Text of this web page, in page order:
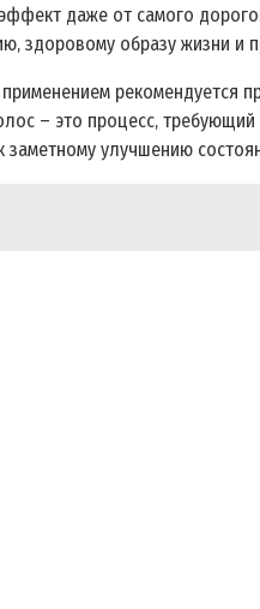
даже от самого
здоровому образу жизни и
рекомендуется
– это процесс‚
заметному улучшению